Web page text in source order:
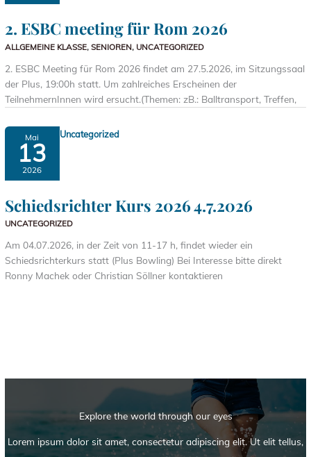
2. ESBC meeting für Rom 2026
ALLGEMEINE KLASSE,SENIOREN, UNCATEGORIZED
2. ESBC Meeting für Rom 2026 findet am 27.5.2026, im Sitzungssaal
der Plus, 19:00h statt. Um zahlreiches Erscheinen der
TeilnehmernInnen wird ersucht.(Themen: zB.: Balltransport, Treffen,
Mai
13
2026
Uncategorized
Schiedsrichter Kurs 2026 4.7.2026
UNCATEGORIZED
Am 04.07.2026, in der Zeit von 11-17 h, findet wieder ein
Schiedsrichterkurs statt (Plus Bowling) Bei Interesse bitte direkt
Ronny Machek oder Christian Söllner kontaktieren
Explore the world through our eyes
Lorem ipsum dolor sit amet, consectetur adipiscing elit. Ut elit tellus,